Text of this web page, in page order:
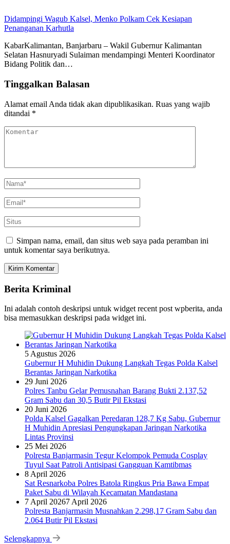
Didampingi Wagub Kalsel, Menko Polkam Cek Kesiapan
Penanganan Karhutla
KabarKalimantan, Banjarbaru – Wakil Gubernur Kalimantan
Selatan Hasnuryadi Sulaiman mendampingi Menteri Koordinator
Bidang Politik dan…
Tinggalkan Balasan
Alamat email Anda tidak akan dipublikasikan. Ruas yang wajib
ditandai *
Simpan nama, email, dan situs web saya pada peramban ini
untuk komentar saya berikutnya.
Berita Kriminal
Ini adalah contoh deskripsi untuk widget recent post wpberita, anda
bisa memasukkan deskripsi pada widget ini.
5 Agustus 2026
Gubernur H Muhidin Dukung Langkah Tegas Polda Kalsel
Berantas Jaringan Narkotika
29 Juni 2026
Polres Tanbu Gelar Pemusnahan Barang Bukti 2.137,52
Gram Sabu dan 30,5 Butir Pil Ekstasi
20 Juni 2026
Polda Kalsel Gagalkan Peredaran 128,7 Kg Sabu, Gubernur
H Muhidin Apresiasi Pengungkapan Jaringan Narkotika
Lintas Provinsi
25 Mei 2026
Polresta Banjarmasin Tegur Kelompok Pemuda Cosplay
Tuyul Saat Patroli Antisipasi Gangguan Kamtibmas
8 April 2026
Sat Resnarkoba Polres Batola Ringkus Pria Bawa Empat
Paket Sabu di Wilayah Kecamatan Mandastana
7 April 20267 April 2026
Polresta Banjarmasin Musnahkan 2.298,17 Gram Sabu dan
2.064 Butir Pil Ekstasi
Selengkapnya